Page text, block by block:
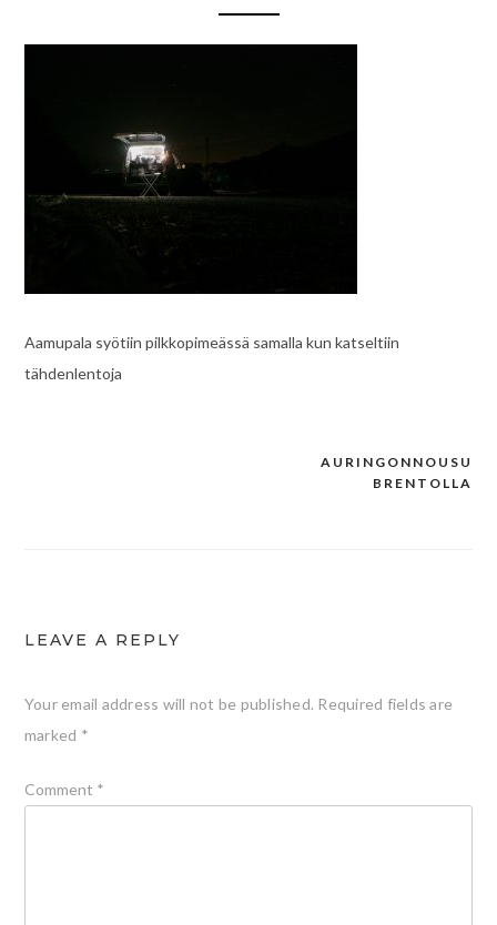
Aamupala syötiin pilkkopimeässä samalla kun katseltiin
tähdenlentoja
AURINGONNOUSU
BRENTOLLA
LEAVE A REPLY
Your email address will not be published. Required fields are
marked *
Comment *